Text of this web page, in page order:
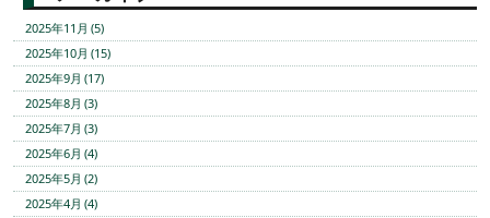
2025年11月 (5)
2025年10月 (15)
2025年9月 (17)
2025年8月 (3)
2025年7月 (3)
2025年6月 (4)
2025年5月 (2)
2025年4月 (4)